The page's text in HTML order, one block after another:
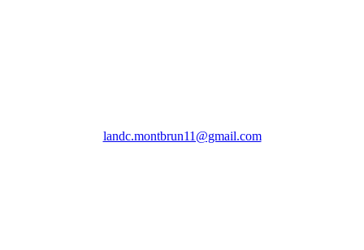
landc.montbrun11@gmail.com